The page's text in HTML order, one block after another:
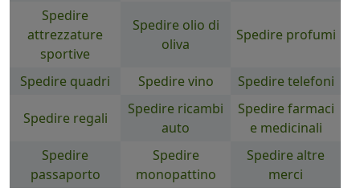
Spedire
attrezzature
sportive
Spedire olio di
oliva
Spedire profumi
Spedire quadri Spedire vino Spedire telefoni
Spedire regali
Spedire ricambi
auto
Spedire farmaci
e medicinali
Spedire
passaporto
Spedire
monopattino
Spedire altre
merci